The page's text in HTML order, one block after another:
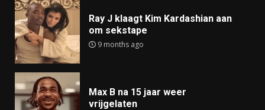
Ray J klaagt Kim Kardashian aan
om sekstape
9 months ago
Max B na 15 jaar weer
vrijgelaten